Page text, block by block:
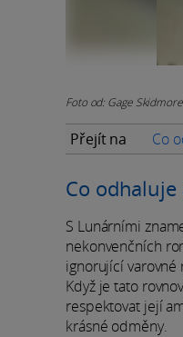
Foto od: Gage
Přejít na Co
Co odhaluje
S Lunárními
nekonvenčních
ignorující varovné
Když je tato
respektovat její
krásné odměny.